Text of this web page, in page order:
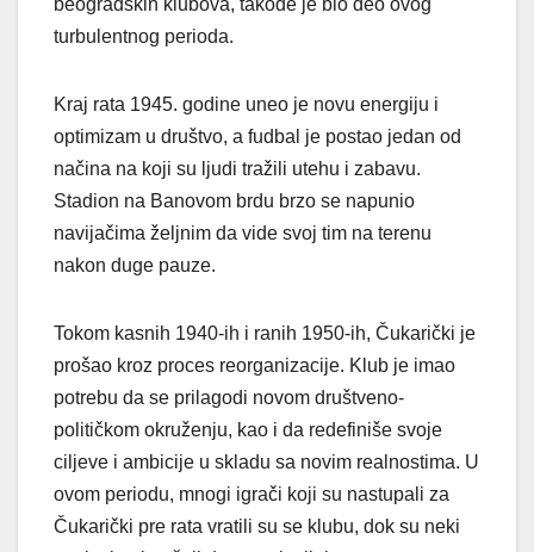
beogradskih klubova, takođe je bio deo ovog
turbulentnog perioda.
Kraj rata 1945. godine uneo je novu energiju i
optimizam u društvo, a fudbal je postao jedan od
načina na koji su ljudi tražili utehu i zabavu.
Stadion na Banovom brdu brzo se napunio
navijačima željnim da vide svoj tim na terenu
nakon duge pauze.
Tokom kasnih 1940-ih i ranih 1950-ih, Čukarički je
prošao kroz proces reorganizacije. Klub je imao
potrebu da se prilagodi novom društveno-
političkom okruženju, kao i da redefiniše svoje
ciljeve i ambicije u skladu sa novim realnostima. U
ovom periodu, mnogi igrači koji su nastupali za
Čukarički pre rata vratili su se klubu, dok su neki